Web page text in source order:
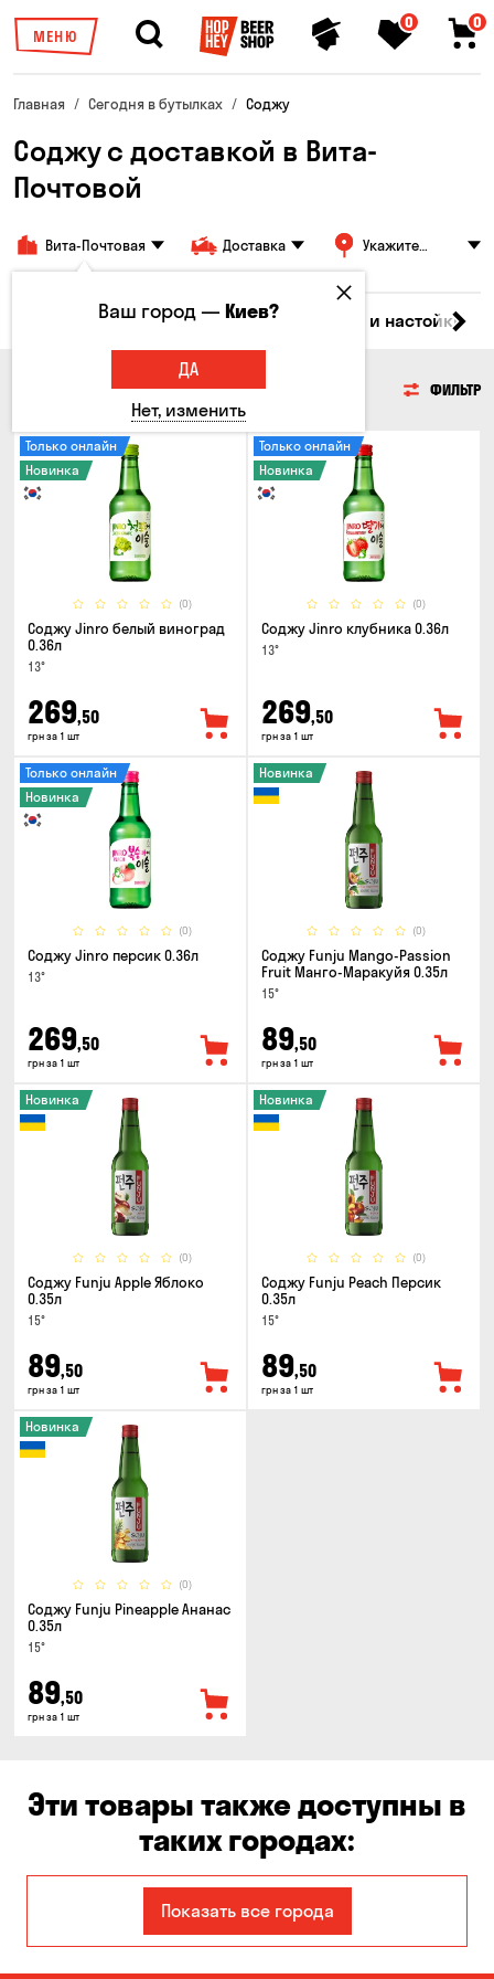
МЕНЮ
0 0
Главная Сегодня в бутылках Соджу
Соджу с доставкой в Вита-
Почтовой
Вита-Почтовая Доставка
Укажите
Коктейли Водка Соджу Ликеры и настойки
ФИЛЬТР
(0)
Только онлайн
Новинка
Соджу Jinro белый виноград
0.36л
13°
269,50
грн за 1 шт
(0)
Только онлайн
Новинка
Соджу Jinro клубника 0.36л
13°
269,50
грн за 1 шт
(0)
Только онлайн
Новинка
Соджу Jinro персик 0.36л
13°
269,50
грн за 1 шт
(0)
Новинка
Соджу Funju Mango-Passion
Fruit Манго-Маракуйя 0.35л
15°
89,50
грн за 1 шт
(0)
Новинка
Соджу Funju Apple Яблоко
0.35л
15°
89,50
грн за 1 шт
(0)
Новинка
Соджу Funju Peach Персик
0.35л
15°
89,50
грн за 1 шт
(0)
Новинка
Соджу Funju Pineapple Ананас
0.35л
15°
89,50
грн за 1 шт
Эти товары также доступны в
таких городах:
Авангард
Бабурка Балабино
Показать все города
Ваш город —Киев?
ДА
Нет, изменить